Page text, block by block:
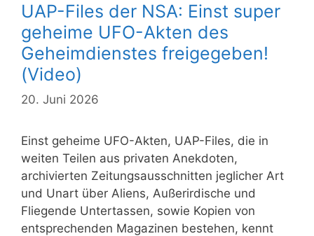
UAP-Files der NSA: Einst super
geheime UFO-Akten des
Geheimdienstes freigegeben!
(Video)
20. Juni 2026
Einst geheime UFO-Akten, UAP-Files, die in
weiten Teilen aus privaten Anekdoten,
archivierten Zeitungsausschnitten jeglicher Art
und Unart über Aliens, Außerirdische und
Fliegende Untertassen, sowie Kopien von
entsprechenden Magazinen bestehen, kennt